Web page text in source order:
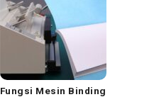
Fungsi Mesin Binding